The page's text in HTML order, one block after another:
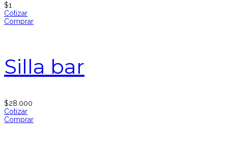
$1
Cotizar
Comprar
Silla bar
$28.000
Cotizar
Comprar